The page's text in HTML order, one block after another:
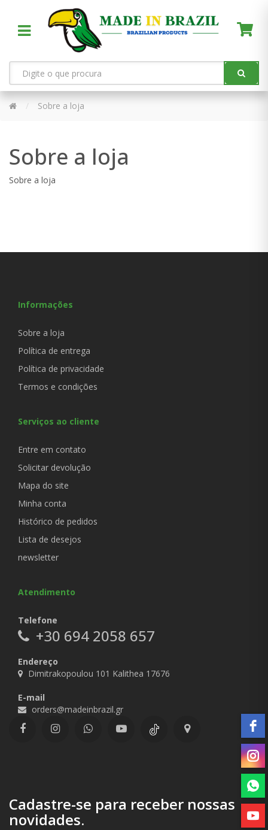
Sobre a loja
Sobre a loja
Sobre a loja
Informações
Sobre a loja
Política de entrega
Política de privacidade
Termos e condições
Serviços ao cliente
Entre em contato
Solicitar devolução
Mapa do site
Minha conta
Histórico de pedidos
Lista de desejos
newsletter
Atendimento
Telefone
+30 694 2058 657
Endereço
Dimitrakopoulou 101 Kalithea 17676
E-mail
orders@madeinbrazil.gr
Cadastre-se para receber nossas
novidades.